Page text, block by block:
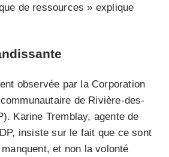
de ressources » explique
observée par la Corporation
de Rivière-des-
Karine Tremblay, agente de
insiste sur le fait que ce sont
et non la volonté